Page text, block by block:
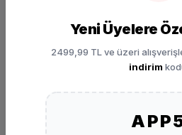
Yeni Üyelere
2499,99 TL ve üzeri
indirim